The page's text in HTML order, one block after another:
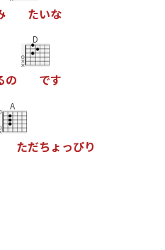
たいな
の
D
です
A
ただちょ っぴり